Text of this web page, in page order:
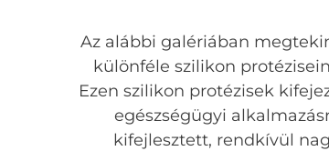
Az alábbi galériában
különféle szilikon
Ezen szilikon protézisek
egészségügyi
kifejlesztett, rendkívül